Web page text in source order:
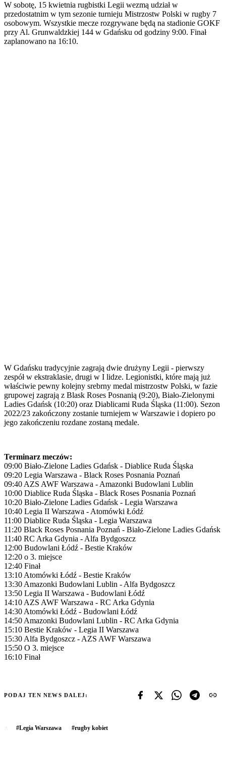
W sobotę, 15 kwietnia rugbistki Legii wezmą udział w
przedostatnim w tym sezonie turnieju Mistrzostw Polski w rugby 7
osobowym. Wszystkie mecze rozgrywane będą na stadionie GOKF
przy Al. Grunwaldzkiej 144 w Gdańsku od godziny 9:00. Finał
zaplanowano na 16:10.
W Gdańsku tradycyjnie zagrają dwie drużyny Legii - pierwszy
zespół w ekstraklasie, drugi w I lidze. Legionistki, które mają już
właściwie pewny kolejny srebrny medal mistrzostw Polski, w fazie
grupowej zagrają z Blask Roses Posnanią (9:20), Biało-Zielonymi
Ladies Gdańsk (10:20) oraz Diablicami Ruda Śląska (11:00). Sezon
2022/23 zakończony zostanie turniejem w Warszawie i dopiero po
jego zakończeniu rozdane zostaną medale.
Terminarz meczów:
09:00 Biało-Zielone Ladies Gdańsk - Diablice Ruda Śląska
09:20 Legia Warszawa - Black Roses Posnania Poznań
09:40 AZS AWF Warszawa - Amazonki Budowlani Lublin
10:00 Diablice Ruda Śląska - Black Roses Posnania Poznań
10:20 Biało-Zielone Ladies Gdańsk - Legia Warszawa
10:40 Legia II Warszawa - Atomówki Łódź
11:00 Diablice Ruda Śląska - Legia Warszawa
11:20 Black Roses Posnania Poznań - Biało-Zielone Ladies Gdańsk
11:40 RC Arka Gdynia - Alfa Bydgoszcz
12:00 Budowlani Łódź - Bestie Kraków
12:20 o 3. miejsce
12:40 Finał
13:10 Atomówki Łódź - Bestie Kraków
13:30 Amazonki Budowlani Lublin - Alfa Bydgoszcz
13:50 Legia II Warszawa - Budowlani Łódź
14:10 AZS AWF Warszawa - RC Arka Gdynia
14:30 Atomówki Łódź - Budowlani Łódź
14:50 Amazonki Budowlani Lublin - RC Arka Gdynia
15:10 Bestie Kraków - Legia II Warszawa
15:30 Alfa Bydgoszcz - AZS AWF Warszawa
15:50 O 3. miejsce
16:10 Finał
PODAJ TEN NEWS DALEJ:
#Legia Warszawa #rugby kobiet